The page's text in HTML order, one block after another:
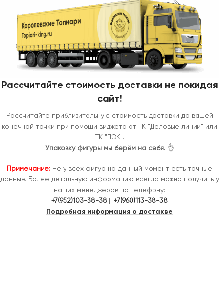
Рассчитайте стоимость доставки не покидая
сайт!
Рассчитайте приблизительную стоимость доставки до вашей
конечной точки при помощи виджета от ТК "Деловые линии" или
ТК "ПЭК".
Упаковку фигуры мы берём на себя.👌
Примечание: Не у всех фигур на данный момент есть точные
данные. Более детальную информацию всегда можно получить у
наших менеджеров по телефону:
+7(952)103-38-38 || +7(960)113-38-38
Подробная информация о достакве